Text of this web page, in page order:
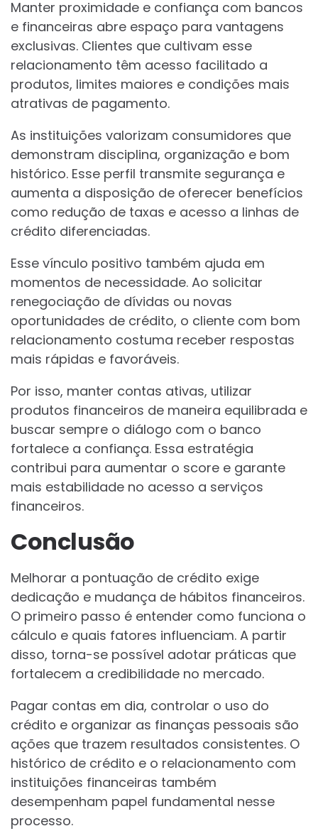
Manter proximidade e confiança com bancos
e financeiras abre espaço para vantagens
exclusivas. Clientes que cultivam esse
relacionamento têm acesso facilitado a
produtos, limites maiores e condições mais
atrativas de pagamento.
As instituições valorizam consumidores que
demonstram disciplina, organização e bom
histórico. Esse perfil transmite segurança e
aumenta a disposição de oferecer benefícios
como redução de taxas e acesso a linhas de
crédito diferenciadas.
Esse vínculo positivo também ajuda em
momentos de necessidade. Ao solicitar
renegociação de dívidas ou novas
oportunidades de crédito, o cliente com bom
relacionamento costuma receber respostas
mais rápidas e favoráveis.
Por isso, manter contas ativas, utilizar
produtos financeiros de maneira equilibrada e
buscar sempre o diálogo com o banco
fortalece a confiança. Essa estratégia
contribui para aumentar o score e garante
mais estabilidade no acesso a serviços
financeiros.
Conclusão
Melhorar a pontuação de crédito exige
dedicação e mudança de hábitos financeiros.
O primeiro passo é entender como funciona o
cálculo e quais fatores influenciam. A partir
disso, torna-se possível adotar práticas que
fortalecem a credibilidade no mercado.
Pagar contas em dia, controlar o uso do
crédito e organizar as finanças pessoais são
ações que trazem resultados consistentes. O
histórico de crédito e o relacionamento com
instituições financeiras também
desempenham papel fundamental nesse
processo.